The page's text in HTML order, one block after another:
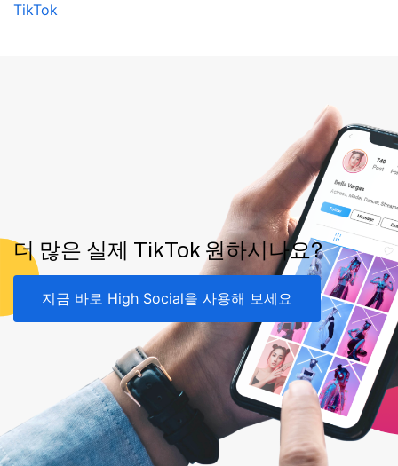
TikTok
더 많은 실제 TikTok 원하시나요?
지금 바로 High Social을 사용해 보세요